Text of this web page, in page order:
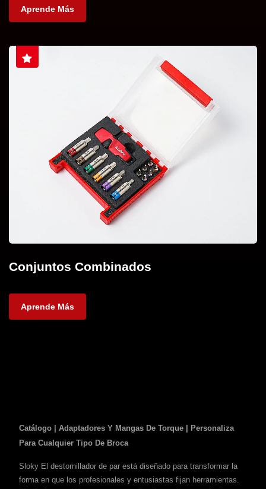
Aprende Más
Conjuntos Combinados
Aprende Más
Catálogo | Adaptadores Y Mangas De Torque | Personaliza
Para Cualquier Tipo De Broca
Sloky El destornillador de par está diseñado para transformar la
forma en que los profesionales y entusiastas fijan herramientas.